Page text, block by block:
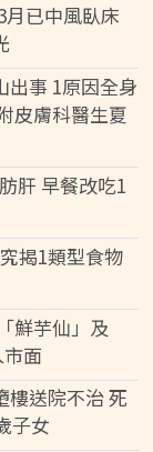
已中風臥床
出事 1原因全身
皮膚科醫生夏
肝 早餐改吃1
揭1類型食物
鮮芋仙」及
面
樓送院不治 死
子女